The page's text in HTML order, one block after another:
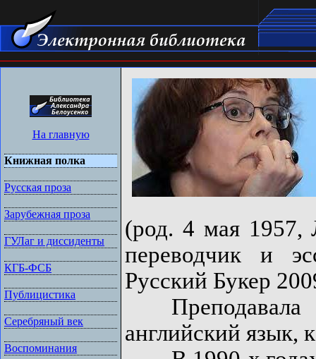
На главную
Книжная полка
Русская проза
Зарубежная проза
ГУЛаг и диссиденты
КГБ-ФСБ
Публицистика
Серебряный век
Воспоминания
(род. 4 мая 1957,
переводчик и
Русский Букер
Преподавала
английский язык,